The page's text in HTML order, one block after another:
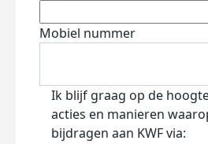
Mobiel nummer
Ik blijf graag op de
acties en manieren
bijdragen aan KWF via: